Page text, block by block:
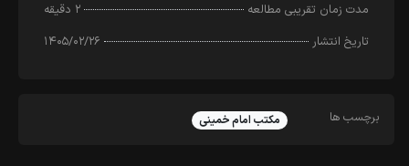
مدت زمان تقریبی مطالعه
۲ دقیقه
تاریخ انتشار
۱۴۰۵/۰۲/۲۶
برچسب ها مکتب امام خمینی